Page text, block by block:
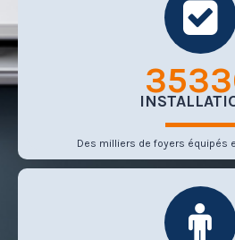
Des milliers de foyers équipés